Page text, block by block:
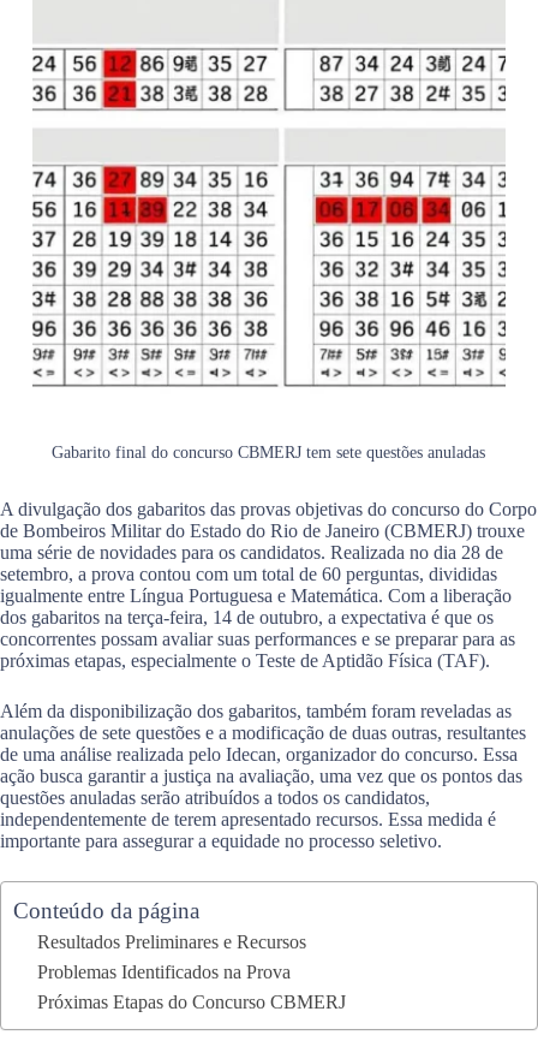
Gabarito final do concurso CBMERJ tem sete questões anuladas
A divulgação dos gabaritos das provas objetivas do concurso do Corpo
de Bombeiros Militar do Estado do Rio de Janeiro (CBMERJ) trouxe
uma série de novidades para os candidatos. Realizada no dia 28 de
setembro, a prova contou com um total de 60 perguntas, divididas
igualmente entre Língua Portuguesa e Matemática. Com a liberação
dos gabaritos na terça-feira, 14 de outubro, a expectativa é que os
concorrentes possam avaliar suas performances e se preparar para as
próximas etapas, especialmente o Teste de Aptidão Física (TAF).
Além da disponibilização dos gabaritos, também foram reveladas as
anulações de sete questões e a modificação de duas outras, resultantes
de uma análise realizada pelo Idecan, organizador do concurso. Essa
ação busca garantir a justiça na avaliação, uma vez que os pontos das
questões anuladas serão atribuídos a todos os candidatos,
independentemente de terem apresentado recursos. Essa medida é
importante para assegurar a equidade no processo seletivo.
Conteúdo da página
Resultados Preliminares e Recursos
Problemas Identificados na Prova
Próximas Etapas do Concurso CBMERJ